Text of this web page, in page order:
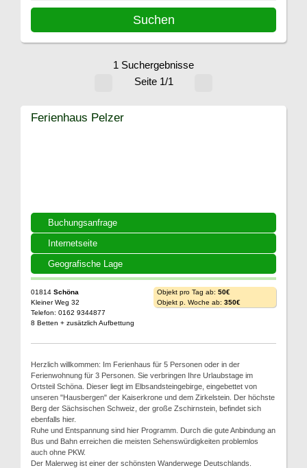
1 Suchergebnisse
Seite 1/1
Buchungsanfrage
Internetseite
Geografische Lage
Ferienhaus Pelzer
01814 Schöna
Kleiner Weg 32
Telefon: 0162 9344877
8 Betten + zusätzlich Aufbettung
Objekt pro Tag ab: 50€
Objekt p. Woche ab: 350€
Herzlich willkommen: Im Ferienhaus für 5 Personen oder in der
Ferienwohnung für 3 Personen. Sie verbringen Ihre Urlaubstage im
Ortsteil Schöna. Dieser liegt im Elbsandsteingebirge, eingebettet von
unseren "Hausbergen" der Kaiserkrone und dem Zirkelstein. Der höchste
Berg der Sächsischen Schweiz, der große Zschirnstein, befindet sich
ebenfalls hier.
Ruhe und Entspannung sind hier Programm. Durch die gute Anbindung an
Bus und Bahn erreichen die meisten Sehenswürdigkeiten problemlos
auch ohne PKW.
Der Malerweg ist einer der schönsten Wanderwege Deutschlands.